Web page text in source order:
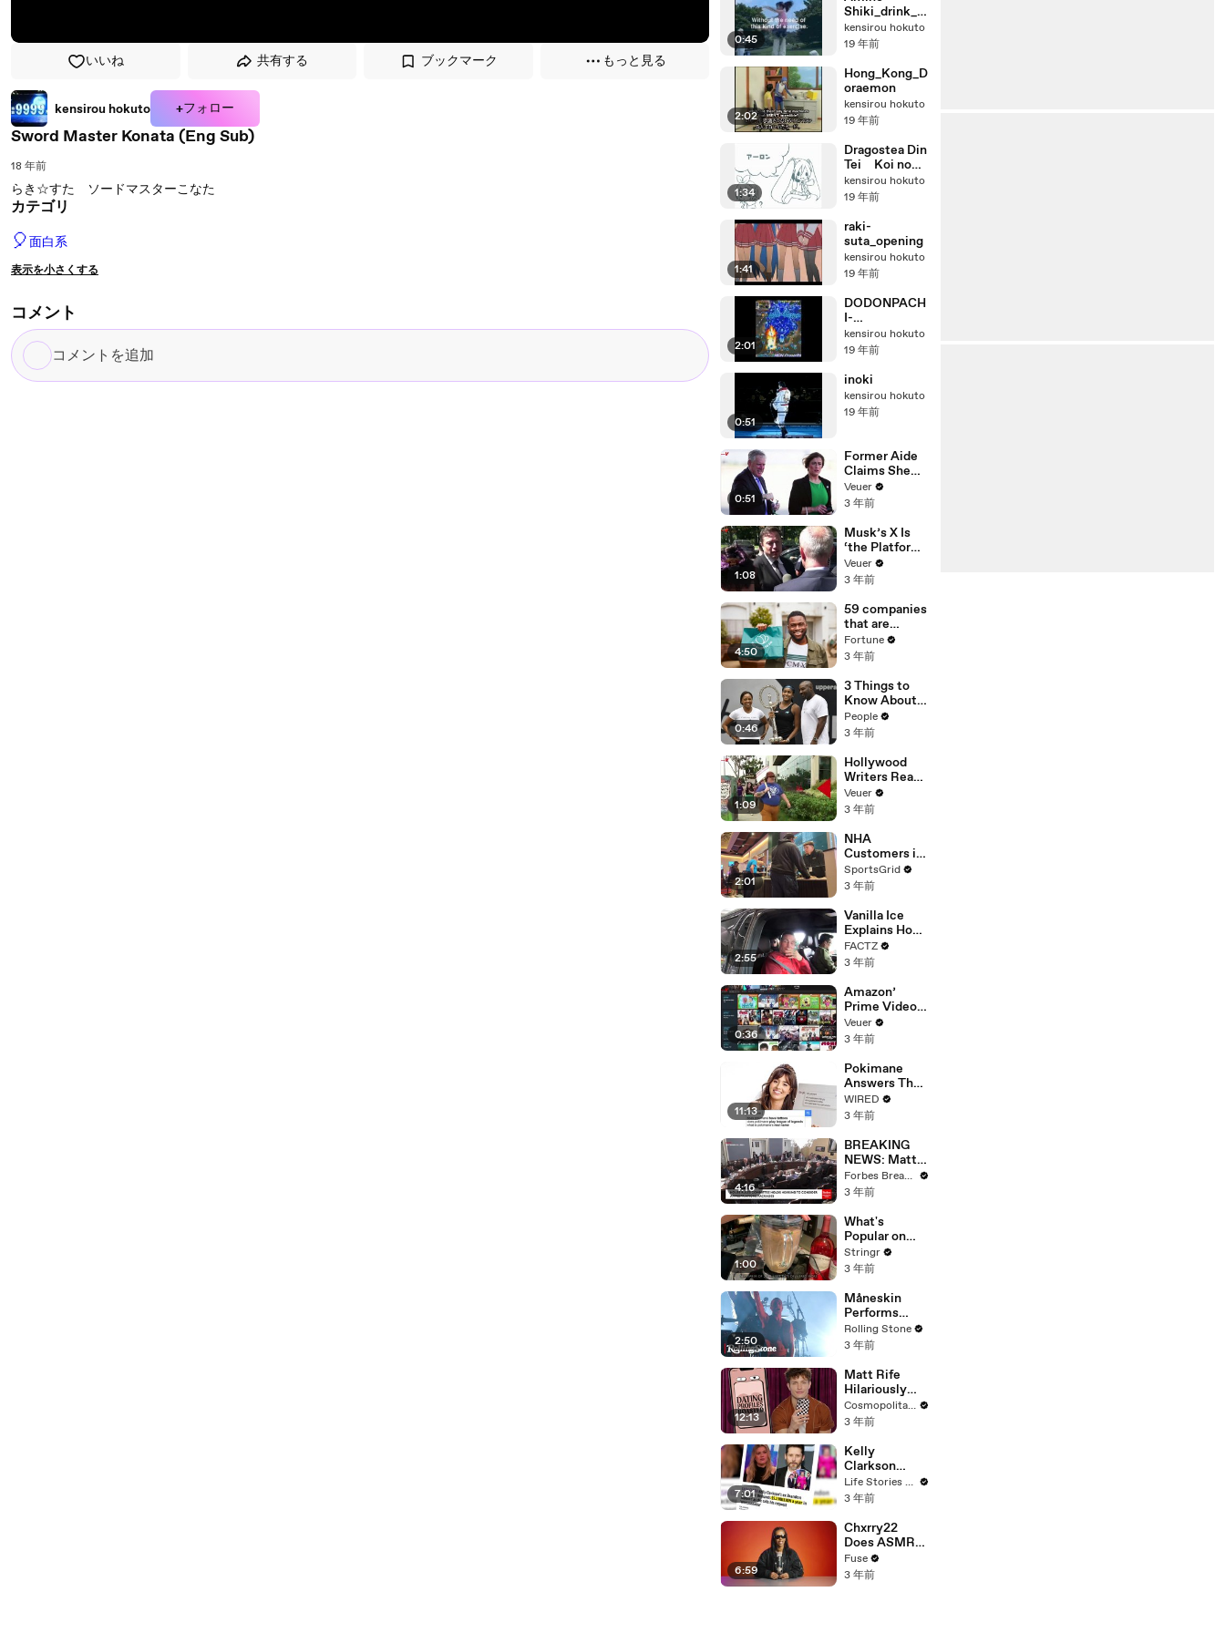
いいね 共有する ブックマーク もっと見る
kensirou hokuto +フォロー
Sword Master Konata (Eng Sub)
18 年前
らき☆すた ソードマスターこなた
カテゴリ
🎈面白系
表示を小さくする
コメント
コ
メ
0:45
Shiki_drink_c
ommercials
kensirou hokuto
19 年前
2:02
Hong_Kong_D
oraemon
kensirou hokuto
19 年前
1:34
Dragostea Din
Tei Koi no
maiahi_
(hatsune-
kensirou hokuto
19 年前
1:41
raki-
suta_opening
kensirou hokuto
19 年前
2:01
DODONPACH
I-
DAIOUJOU_HI
BACHI(LAST
RPLAY
kensirou hokuto
19 年前
0:51
inoki
kensirou hokuto
19 年前
0:51
Former Aide
Claims She
Was Asked to
Make a ‘Hit
Trump
Veuer
3 年前
1:08
Musk’s X Is
‘the Platform
With the
Largest Ratio
Misinformatio
n or
Disinformatio
n’ Amongst
All Social
Media
Platforms
Veuer
3 年前
4:50
59 companies
that are
changing the
world: From
Chobani
Fortune
3 年前
0:46
3 Things to
Know About
Coco Gauff's
Parents
People
3 年前
1:09
Hollywood
Writers Reach
‘Tentative
Agreement’
After 146 Day
Strike
Veuer
3 年前
2:01
NHA
Customers in
Limbo as
Company
Potential
Merger
SportsGrid
3 年前
2:55
Vanilla Ice
Explains How
the 90’s
Shaped
FACTZ
3 年前
0:36
Amazon’
Prime Video
Will Show
Commercials
Year
Veuer
3 年前
11:13
Pokimane
Answers The
Web's Most
Searched
WIRED
3 年前
4:16
BREAKING
NEWS: Matt
Gaetz Tells
House
'I'm Not Going
To Vote For A
Continuing
Resolution'
Forbes Breaking News
3 年前
1:00
What's
Popular on
Uber Eats?
Stringr
3 年前
2:50
Måneskin
Performs
"HONEY" at
MSG
Rolling Stone
3 年前
12:13
Matt Rife
Hilariously
Roasts Your
Dating
Cosmopolitan
Cosmopolitan USA
3 年前
7:01
Kelly
Clarkson
Fights Back
Against
Blackstock In
Devastating
Divorce
Battle
Life Stories By Goalcast
3 年前
6:59
Chxrry22
Does ASMR
with Matcha,
Talks Using
Fuse
3 年前